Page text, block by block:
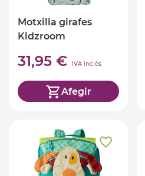
Motxilla girafes
Kidzroom
31,95 € IVA inclòs
Afegir